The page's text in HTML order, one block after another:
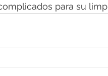
para su